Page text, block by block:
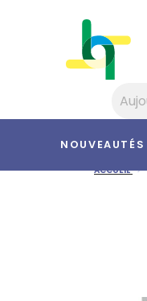
NOUVEAUTÉS
ACCUEIL